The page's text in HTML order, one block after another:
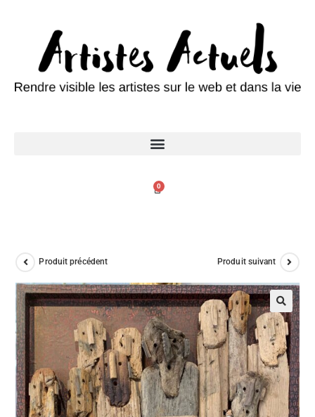
0
Produit précédent Produit suivant